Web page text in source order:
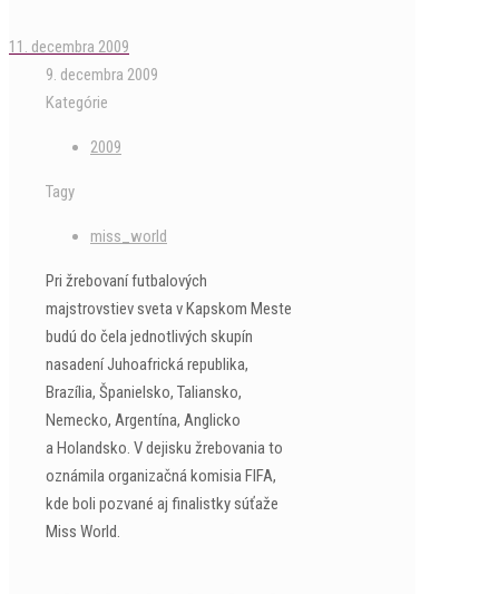
11. decembra 2009
9. decembra 2009
Kategórie
2009
Tagy
miss_world
Pri žrebovaní futbalových
majstrovstiev sveta v Kapskom Meste
budú do čela jednotlivých skupín
nasadení Juhoafrická republika,
Brazília, Španielsko, Taliansko,
Nemecko, Argentína, Anglicko
a Holandsko. V dejisku žrebovania to
oznámila organizačná komisia FIFA,
kde boli pozvané aj finalistky súťaže
Miss World.